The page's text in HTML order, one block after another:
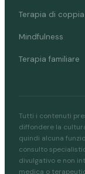
Terapia di coppia
Mindfulness
Terapia familiare
Tutti i contenuti
diffondere la
quindi alcuna
consulto
divulgativo e non
medica o